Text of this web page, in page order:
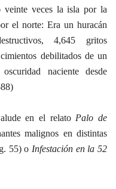
veinte veces la isla por la
el norte: Era un huracán
4,645 gritos
debilitados de un
naciente desde
en el relato Palo de
malignos en distintas
55) o Infestación en la 52